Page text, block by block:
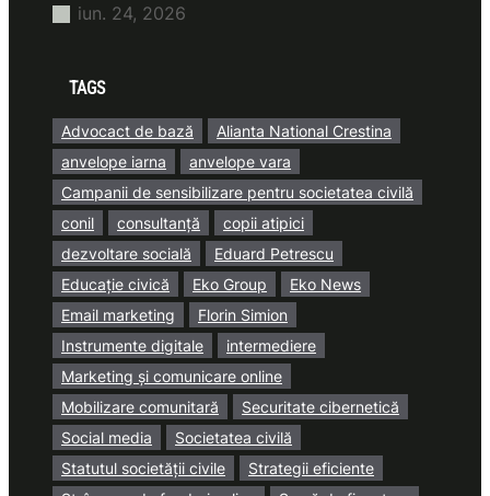
iun. 24, 2026
TAGS
Advocact de bază
Alianta National Crestina
anvelope iarna
anvelope vara
Campanii de sensibilizare pentru societatea civilă
conil
consultanță
copii atipici
dezvoltare socială
Eduard Petrescu
Educație civică
Eko Group
Eko News
Email marketing
Florin Simion
Instrumente digitale
intermediere
Marketing și comunicare online
Mobilizare comunitară
Securitate cibernetică
Social media
Societatea civilă
Statutul societății civile
Strategii eficiente